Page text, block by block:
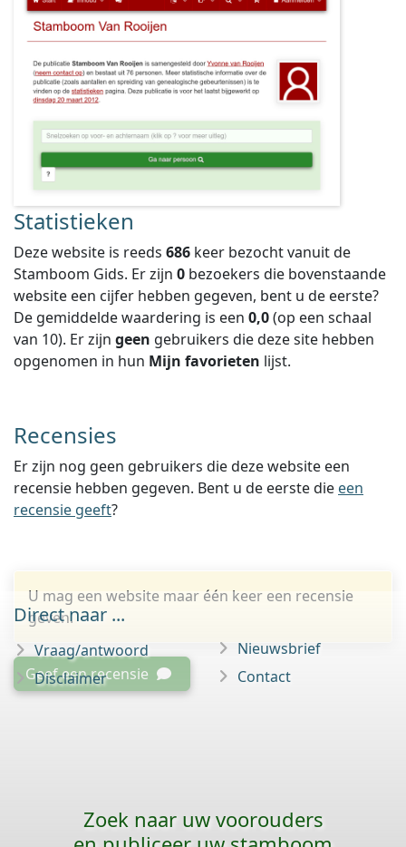
Statistieken
Deze website is reeds 686 keer bezocht vanuit de
Stamboom Gids. Er zijn 0 bezoekers die bovenstaande
website een cijfer hebben gegeven, bent u de eerste?
De gemiddelde waardering is een 0,0(op een schaal
van 10). Er zijn geen gebruikers die deze site hebben
opgenomen in hun Mijn favorieten lijst.
Recensies
Er zijn nog geen gebruikers die deze website een
recensie hebben gegeven. Bent u de eerste die een
recensie geeft?
U mag een website maar één keer een recensie
geven.
Geef een recensie
Direct naar ...
Vraag/antwoord
Disclaimer
Nieuwsbrief
Contact
Zoek naar uw voorouders